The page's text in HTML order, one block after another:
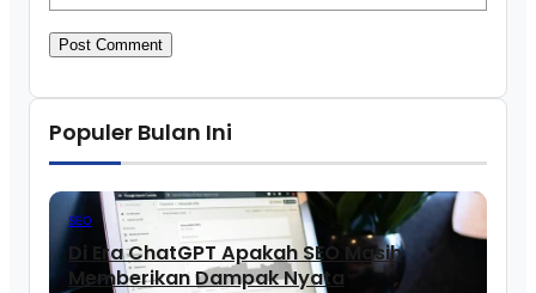
Populer Bulan Ini
SEO
Di Era ChatGPT Apakah SEO Masih
Memberikan Dampak Nyata